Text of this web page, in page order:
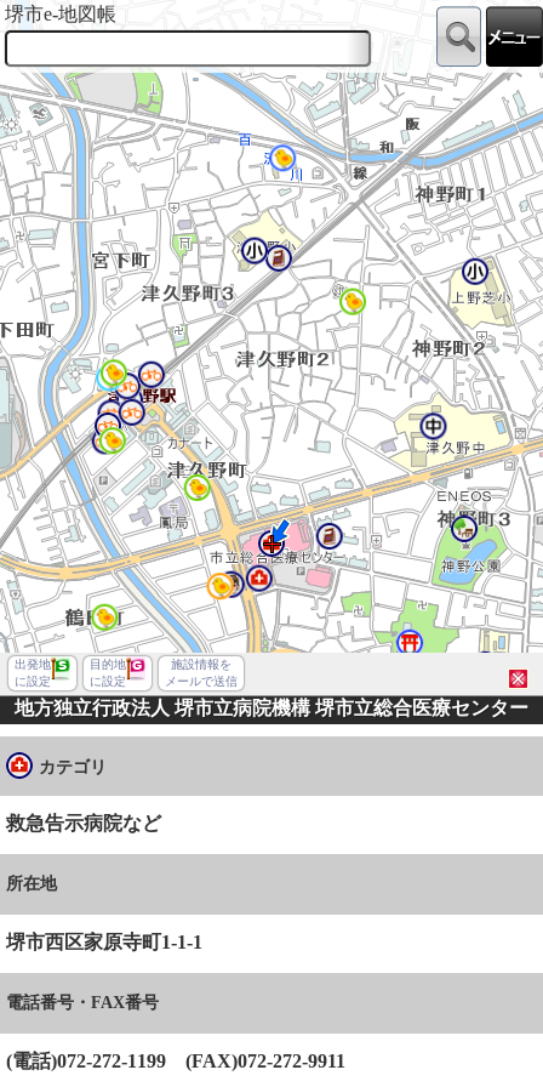
堺市西区津久野町１丁
堺市e-地図帳
出発地
に設定
目的地
に設定
施設情報を
メールで送信
地方独立行政法人 堺市立病院機構 堺市立総合医療センター
カテゴリ
救急告示病院など
所在地
堺市西区家原寺町1-1-1
電話番号・FAX番号
(電話)072-272-1199 (FAX)072-272-9911